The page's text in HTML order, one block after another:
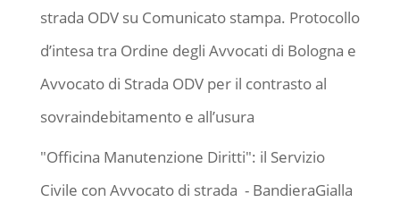
strada ODVsu Comunicato stampa. Protocollo
d’intesa tra Ordine degli Avvocati di Bologna e
Avvocato di Strada ODV per il contrasto al
sovraindebitamento e all’usura
"Officina Manutenzione Diritti": il Servizio
Civile con Avvocato di strada - BandieraGialla